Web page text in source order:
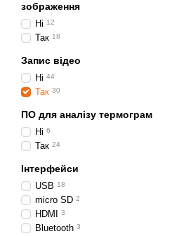
зображення
Ні 12
Так 18
Запис відео
Ні 44
Так 30
ПО для аналізу термограм
Ні 6
Так 24
Інтерфейси
USB 18
micro SD 2
HDMI 3
Bluetooth 3